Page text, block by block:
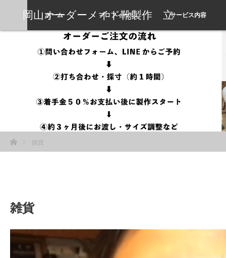
岡山オーダーメイド靴製作 立
岡靴工房
ホーム プロフィール サービス内容
雑貨
雑貨